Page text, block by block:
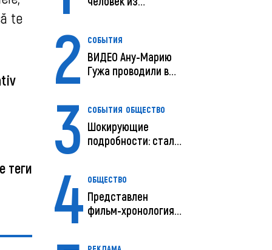
te
теги
2 СОБЫТИЯ
ВИДЕО Ану-Марию
Гужа проводили в
3 СОБЫТИЯ ОБЩЕСТВО
Шокирующие
подробности: стали
4 ОБЩЕСТВО
Представлен
фильм-хронология